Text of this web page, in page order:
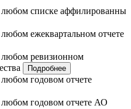
любом списке аффилированны
ежеквартальном отчете
любом ревизионном
Подробнее
годовом отчете
годовом отчете АО